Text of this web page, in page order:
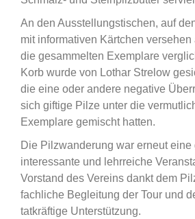
An den Ausstellungstischen, auf
mit informativen Kärtchen
die gesammelten Exemplare
Korb wurde von Lothar Strelow
die eine oder andere negative
sich giftige Pilze unter die
Exemplare gemischt hatten.
Die Pilzwanderung war erneut eine
interessante und lehrreiche
Vorstand des Vereins dankt dem
fachliche Begleitung der Tour und
tatkräftige Unterstützung.